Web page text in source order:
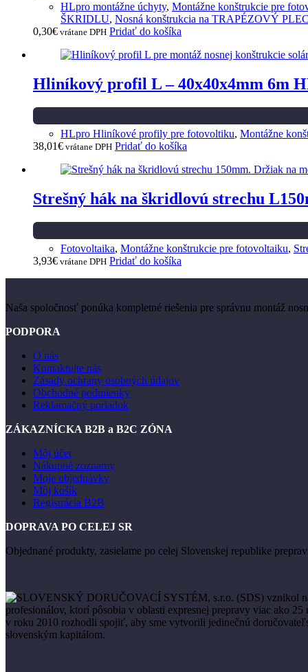
HLpro montážne úchyty, Montážne konštrukcie pre
ŠKRIDLU, Nosná konštrukcia na TRAPÉZOVÝ
0,30€ vrátane DPH Pridať do košíka
Hliníkový profil L – 40x40x4mm 6m
HLpro Hliníkové profily pre fotovoltiku, Montážne
38,01€ vrátane DPH Pridať do košíka
Strešný hák na škridlovú strechu
Fotovoltaika, Montážne konštrukcie pre fotovoltaiku,
3,93€ vrátane DPH Pridať do košíka
Naša spoločnosť ponúka kompletné riešenia pre správnu montáž
PODPORA
O nás
Kontaktujte nás
Zásady ochrany osobných údajov
Obchodné podmienky
Reklamačný poriadok
ZÁKAZNÍCKA B2B a B2C ZÓNA
Môj účet
Nákupné zoznamy
Moje objednávky
Môj košík
Registrácia B2B
DOPRAVA PO CELEJ SR
Objednané produkty, zasielame po celej Slovenskej republike